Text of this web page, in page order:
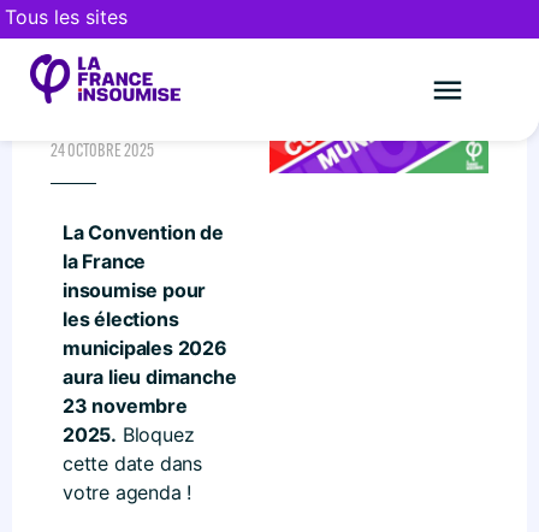
Tous les sites
CONVENTION
MUNICIPALES 2026
24 OCTOBRE 2025
La Convention de
la France
insoumise pour
les élections
municipales 2026
aura lieu dimanche
23 novembre
2025. Bloquez
cette date dans
votre agenda !